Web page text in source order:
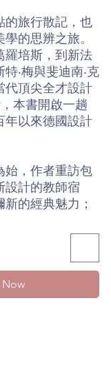
的旅行散記，也
的思辨之旅。
羅培斯，到新法
‧梅與斐迪南‧克
代頂尖全才設計
本書開啟一趟
年以來德國設計
始，作者重訪包
設計的教師宿
的經典魅力；
，而有了傳承的
身居處的台灣，
答案；嘗試在德
品的設計原理，
Now